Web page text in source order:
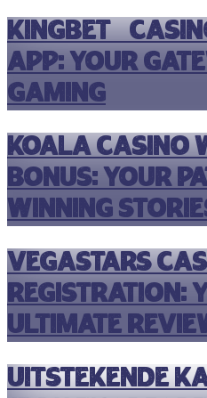
Kingbet9
App: Your
Gaming
Koala Casino
Bonus: Your
Winning
Vegastars
Registration:
Ultimate
Uitstekende